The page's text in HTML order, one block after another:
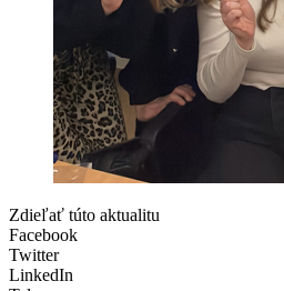
Zdieľať túto aktualitu
Facebook
Twitter
LinkedIn